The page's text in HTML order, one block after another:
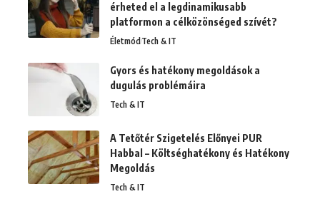
érheted el a legdinamikusabb
platformon a célközönséged szívét?
ÉletmódTech & IT
Gyors és hatékony megoldások a
dugulás problémáira
Tech & IT
A Tetőtér Szigetelés Előnyei PUR
Habbal – Költséghatékony és Hatékony
Megoldás
Tech & IT